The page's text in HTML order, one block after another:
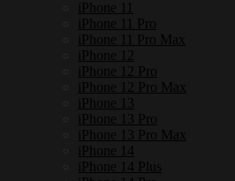
iPhone 11
iPhone 11 Pro
iPhone 11 Pro Max
iPhone 12
iPhone 12 Pro
iPhone 12 Pro Max
iPhone 13
iPhone 13 Pro
iPhone 13 Pro Max
iPhone 14
iPhone 14 Plus